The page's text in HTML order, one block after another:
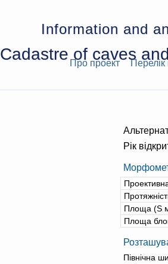
Information and
Cadastre of caves
Про проект
Рік
Площа (S
Площа
Північна